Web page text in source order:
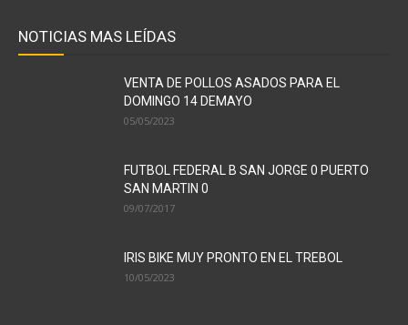
NOTICIAS MAS LEÍDAS
VENTA DE POLLOS ASADOS PARA EL
DOMINGO 14 DEMAYO
05/05/2023
FUTBOL FEDERAL B SAN JORGE 0 PUERTO
SAN MARTIN 0
09/07/2017
IRIS BIKE MUY PRONTO EN EL TREBOL
10/05/2023